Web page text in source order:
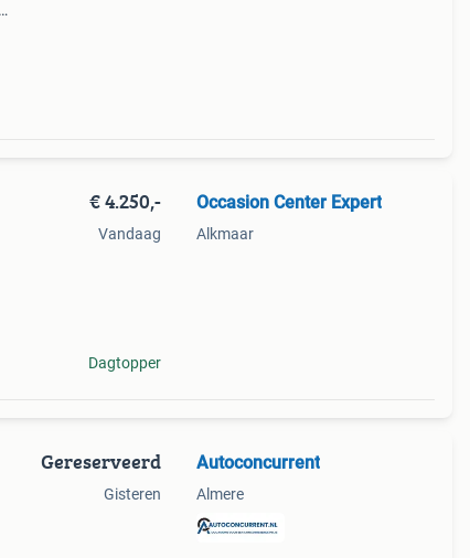
€ 4.250,-
Vandaag
Dagtopper
Occasion Center Expert
Alkmaar
Gereserveerd
Gisteren
Autoconcurrent
Almere